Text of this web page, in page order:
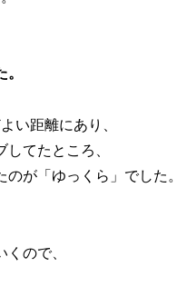
い距離にあり、
てたところ、
が「ゆっくら」でした。
ので、